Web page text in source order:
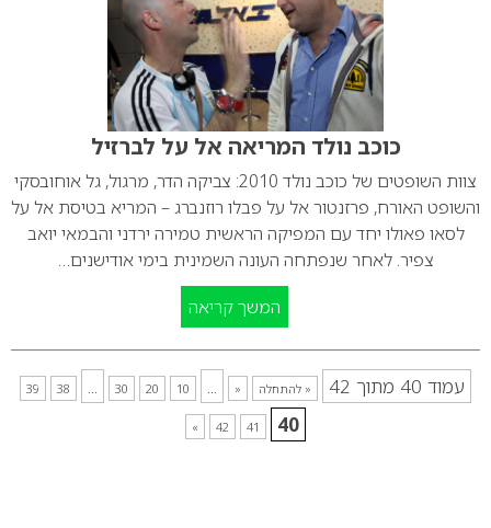
כוכב נולד המריאה אל על לברזיל
צוות השופטים של כוכב נולד 2010: צביקה הדר, מרגול, גל אוחובסקי
והשופט האורח, פרזנטור אל על פבלו רוזנברג – המריא בטיסת אל על
לסאו פאולו יחד עם המפיקה הראשית טמירה ירדני והבמאי יואב
צפיר. לאחר שנפתחה העונה השמינית בימי אודישנים…
המשך קריאה
עמוד 40 מתוך 42 « להתחלה «
...
10
20
30
...
38
39
40
41
42
»